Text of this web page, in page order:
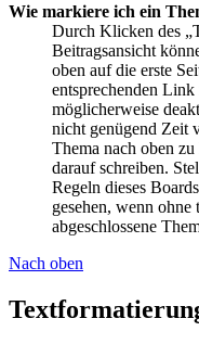
Wie markiere ich ein
Durch Klicken des
Beitragsansicht
oben auf die erste
entsprechenden
möglicherweise
nicht genügend Zeit
Thema nach oben
darauf schreiben.
Regeln dieses
gesehen, wenn
abgeschlossene
Nach oben